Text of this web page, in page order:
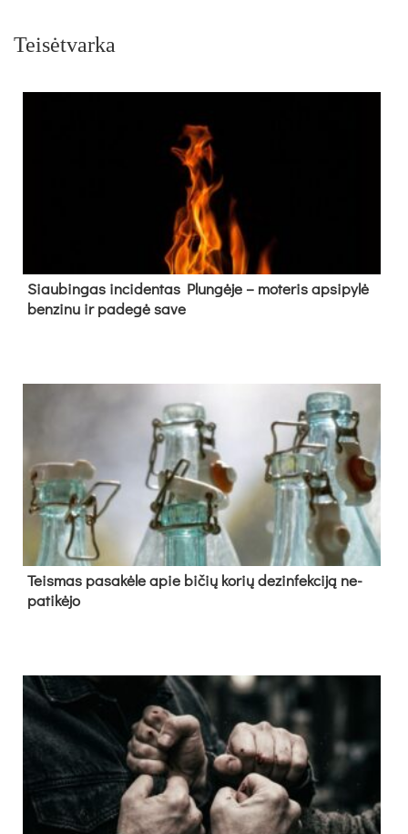
Teisėtvarka
Siau­bin­gas in­ci­den­tas Plun­gė­je – mo­te­ris ap­si­py­lė
ben­zi­nu ir pa­de­gė sa­ve
Teis­mas pa­sa­kė­le apie bi­čių ko­rių de­zin­fek­ci­ją ne­
pa­ti­kė­jo